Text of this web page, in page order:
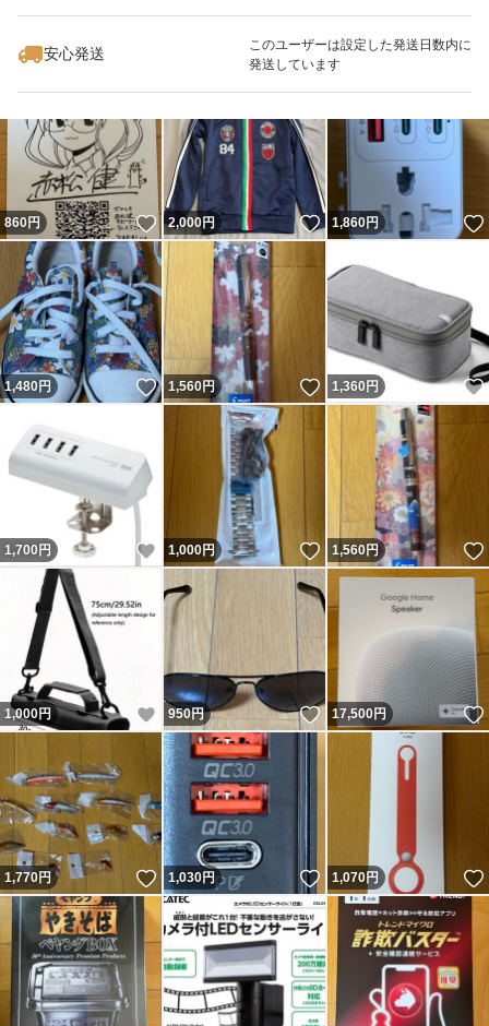
安心発送
このユーザーは設定した発送日数内に
発送しています
1,560円 いいね！
1,000
860円 いいね！
2,000円 いいね！
1,860円
1,480円 いいね！
1,560円 いいね！
1,360 円
1,700 円 いいね！
1,000円 いいね！
1,560円
1,000円 いいね！
950円 いいね！
17,500円
1,770円 いいね！
1,030円 いいね！
1,070円